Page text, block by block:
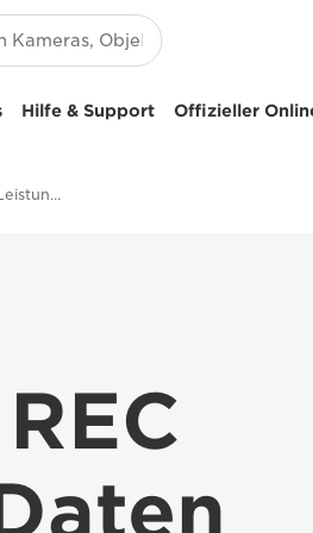
Hilfe & Support Offizieller
Technische Daten & Leistungsmerkmale - Canon PowerShot G1 X Mark III